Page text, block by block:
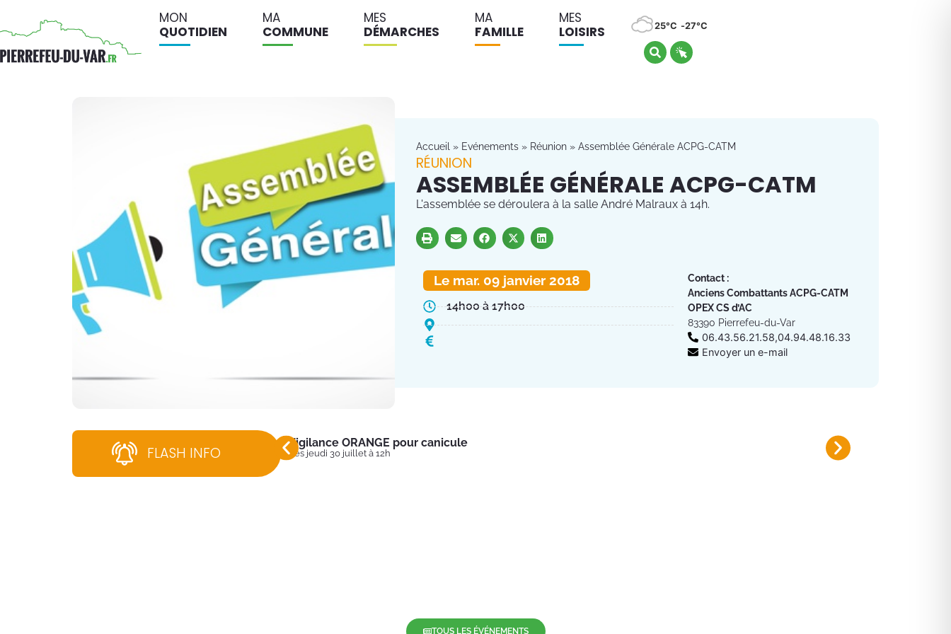
MON
QUOTIDIEN
MA
COMMUNE
MES
DÉMARCHES
MA
FAMILLE
MES
LOISIRS
25°C 27°C
Accueil » Evénements » Réunion » Assemblée Générale ACPG-CATM
RÉUNION
ASSEMBLÉE GÉNÉRALE ACPG-CATM
L'assemblée se déroulera à la salle André Malraux à 14h.
Le mar. 09 janvier 2018
14h00 à 17h00
Contact :
Anciens Combattants ACPG-CATM
OPEX CS d’AC
83390 Pierrefeu-du-Var
06.43.56.21.58,04.94.48.16.33
Envoyer un e-mail
FLASH INFO
Vigilance ORANGE pour canicule
Dès jeudi 30 juillet à 12h
Plan canicule 2026
Inscrivez-vous sur le registre
TOUS LES ÉVÉNEMENTS